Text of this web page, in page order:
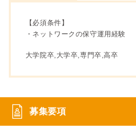
【必須条件】
・ネットワークの保守運用経験
大学院卒,大学卒,専門卒,高卒
募集要項